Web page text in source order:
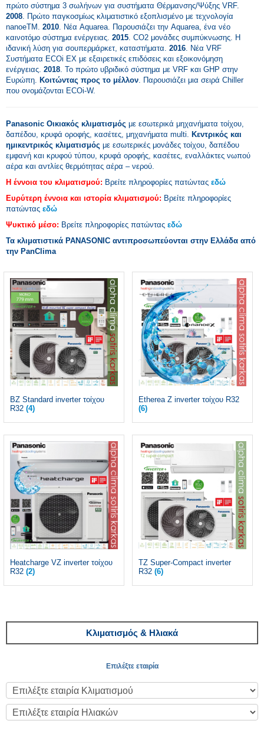
πρώτο σύστημα 3 σωλήνων για συστήματα Θέρμανσης/Ψύξης VRF.
2008 . Πρώτο παγκοσμίως κλιματιστικό εξοπλισμένο με τεχνολογία
nanoeTM. 2010 . Νέα Aquarea. Παρουσιάζει την Aquarea, ένα νέο
καινοτόμο σύστημα ενέργειας. 2015 . CO2 μονάδες συμπύκνωσης. Η
ιδανική λύση για σουπερμάρκετ, καταστήματα. 2016 . Νέα VRF
Συστήματα ECOi EX με εξαιρετικές επιδόσεις και εξοικονόμηση
ενέργειας. 2018 . Το πρώτο υβριδικό σύστημα με VRF και GHP στην
Ευρώπη.
Κοιτώντας προς το μέλλον . Παρουσιάζει μια σειρά Chiller
που ονομάζονται ECOi-W.
Panasonic Οικιακός κλιματισμός με εσωτερικά μηχανήματα τοίχου,
δαπέδου, κρυφά οροφής, κασέτες, μηχανήματα multi.
Κεντρικός και
ημικεντρικός κλιματισμός με εσωτερικές μονάδες τοίχου, δαπέδου
εμφανή και κρυφού τύπου, κρυφά οροφής, κασέτες, εναλλάκτες νωπού
αέρα και αντλίες θερμότητας αέρα – νερού.
Η έννοια του κλιματισμού: Βρείτε πληροφορίες πατώντας εδώ
Ευρύτερη έννοια και ιστορία κλιματισμού: Βρείτε πληροφορίες
πατώντας εδώ
Ψυκτικό μέσο: Βρείτε πληροφορίες πατώντας εδώ
Τα κλιματιστικά PANASONIC αντιπροσωπεύονται στην Ελλάδα από
την PanClima
BZ Standard inverter τοίχου
R32 (4)
Etherea Z inverter τοίχου R32
(6)
Heatcharge VZ inverter τοίχου
R32 (2)
TZ Super-Compact inverter
R32 (6)
Κλιματισμός & Ηλιακά
Επιλέξτε εταιρία